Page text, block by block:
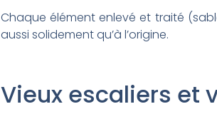
Chaque élément enlevé et traité
aussi solidement qu’à l’origine.
Vieux escaliers et